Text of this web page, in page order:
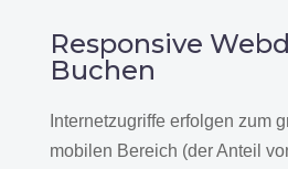
Responsive
Buchen
Internetzugriffe erfolgen zum
mobilen Bereich (der Anteil